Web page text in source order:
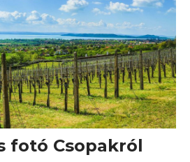
fotó Csopakról